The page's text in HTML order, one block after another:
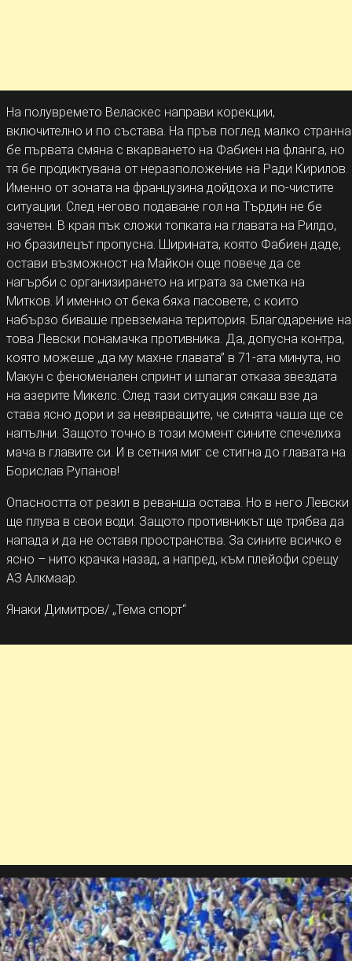
На полувремето Веласкес направи корекции,
включително и по състава. На пръв поглед малко странна
бе първата смяна с вкарването на Фабиен на фланга, но
тя бе продиктувана от неразположение на Ради Кирилов.
Именно от зоната на французина дойдоха и по-чистите
ситуации. След негово подаване гол на Търдин не бе
зачетен. В края пък сложи топката на главата на Рилдо,
но бразилецът пропусна. Ширината, която Фабиен даде,
остави възможност на Майкон още повече да се
нагърби с организирането на играта за сметка на
Митков. И именно от бека бяха пасовете, с които
набързо биваше превземана територия. Благодарение на
това Левски понамачка противника. Да, допусна контра,
която можеше „да му махне главата” в 71-ата минута, но
Макун с феноменален спринт и шпагат отказа звездата
на азерите Микелс. След тази ситуация сякаш взе да
става ясно дори и за невярващите, че синята чаша ще се
напълни. Защото точно в този момент сините спечелиха
мача в главите си. И в сетния миг се стигна до главата на
Борислав Рупанов!
Опасността от резил в реванша остава. Но в него Левски
ще плува в свои води. Защото противникът ще трябва да
напада и да не оставя пространства. За сините всичко е
ясно – нито крачка назад, а напред, към плейофи срещу
АЗ Алкмаар.
Янаки Димитров/ „Тема спорт“